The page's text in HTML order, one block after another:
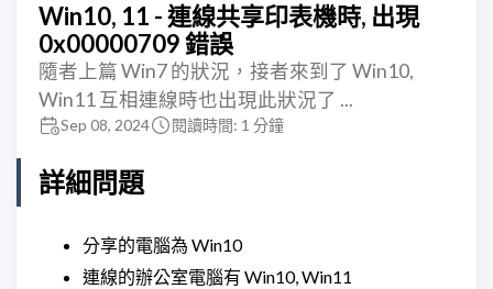
Win10, 11 - 連線共享印表機時, 出現
0x00000709 錯誤
隨者上篇 Win7 的狀況，接者來到了 Win10,
Win11 互相連線時也出現此狀況了 ...
Sep 08, 2024 閱讀時間: 1 分鐘
詳細問題
分享的電腦為 Win10
連線的辦公室電腦有 Win10, Win11